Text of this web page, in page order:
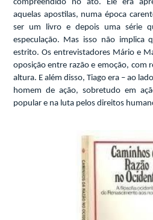
compreendido no ato. Ele era
aquelas apostilas, numa época
ser um livro e depois uma série
especulação. Mas isso não implica
estrito. Os entrevistadores Mário e
oposição entre razão e emoção, com
altura. E além disso, Tiago era – ao
homem de ação, sobretudo em
popular e na luta pelos direitos